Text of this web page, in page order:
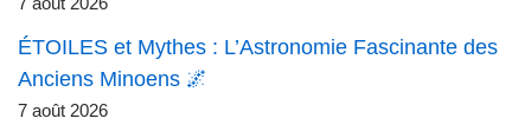
ÉTOILES et Mythes : L’Astronomie Fascinante des
Anciens Minoens 🌌
7 août 2026